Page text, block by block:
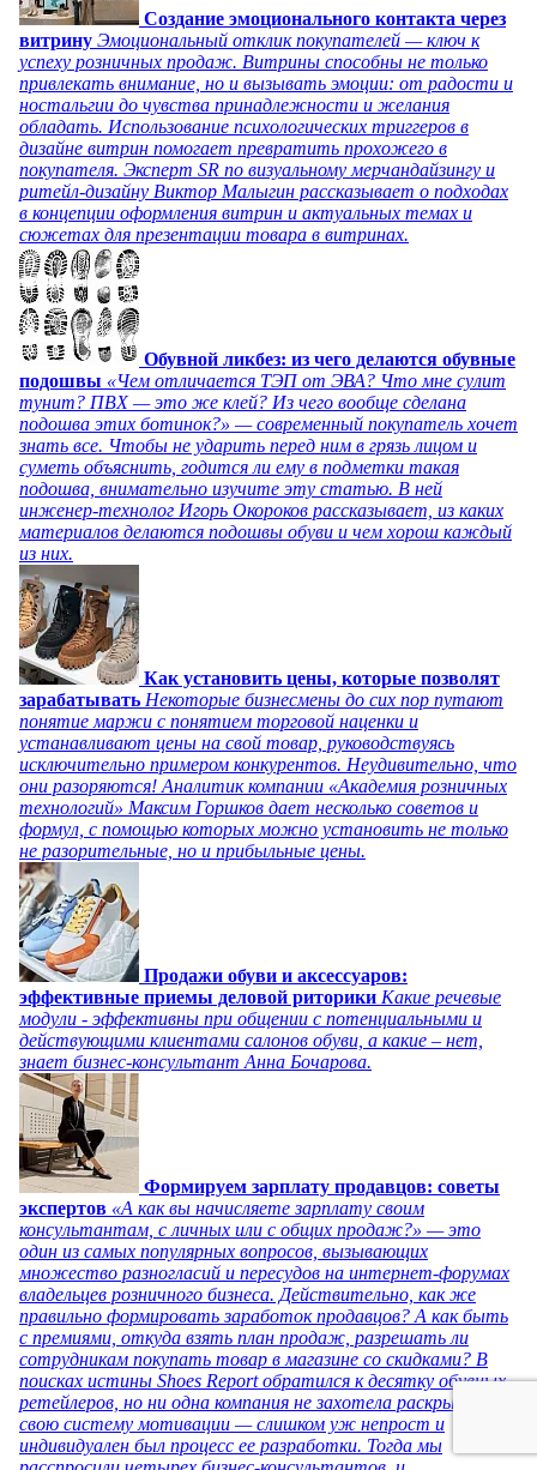
Создание эмоционального контакта через
витрину Эмоциональный отклик покупателей — ключ к
успеху розничных продаж. Витрины способны не только
привлекать внимание, но и вызывать эмоции: от радости и
ностальгии до чувства принадлежности и желания
обладать. Использование психологических триггеров в
дизайне витрин помогает превратить прохожего в
покупателя. Эксперт SR по визуальному мерчандайзингу и
ритейл-дизайну Виктор Малыгин рассказывает о подходах
в концепции оформления витрин и актуальных темах и
сюжетах для презентации товара в витринах.
Обувной ликбез: из чего делаются обувные
подошвы «Чем отличается ТЭП от ЭВА? Что мне сулит
тунит? ПВХ — это же клей? Из чего вообще сделана
подошва этих ботинок?» — современный покупатель хочет
знать все. Чтобы не ударить перед ним в грязь лицом и
суметь объяснить, годится ли ему в подметки такая
подошва, внимательно изучите эту статью. В ней
инженер-технолог Игорь Окороков рассказывает, из каких
материалов делаются подошвы обуви и чем хорош каждый
из них.
Как установить цены, которые позволят
зарабатывать Некоторые бизнесмены до сих пор путают
понятие маржи с понятием торговой наценки и
устанавливают цены на свой товар, руководствуясь
исключительно примером конкурентов. Неудивительно, что
они разоряются! Аналитик компании «Академия розничных
технологий» Максим Горшков дает несколько советов и
формул, с помощью которых можно установить не только
не разорительные, но и прибыльные цены.
Продажи обуви и аксессуаров:
эффективные приемы деловой риторики Какие речевые
модули - эффективны при общении с потенциальными и
действующими клиентами салонов обуви, а какие – нет,
знает бизнес-консультант Анна Бочарова.
Формируем зарплату продавцов: советы
экспертов «А как вы начисляете зарплату своим
консультантам, с личных или с общих продаж?» — это
один из самых популярных вопросов, вызывающих
множество разногласий и пересудов на интернет-форумах
владельцев розничного бизнеса. Действительно, как же
правильно формировать заработок продавцов? А как быть
с премиями, откуда взять план продаж, разрешать ли
сотрудникам покупать товар в магазине со скидками? В
поисках истины Shoes Report обратился к десятку обувных
ретейлеров, но ни одна компания не захотела раскрывать
свою систему мотивации — слишком уж непрост и
индивидуален был процесс ее разработки. Тогда мы